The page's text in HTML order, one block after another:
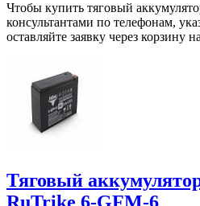
Тяговый
Чтобы купить тяговый
консультантами по телефонам,
оставляйте заявку через корзину